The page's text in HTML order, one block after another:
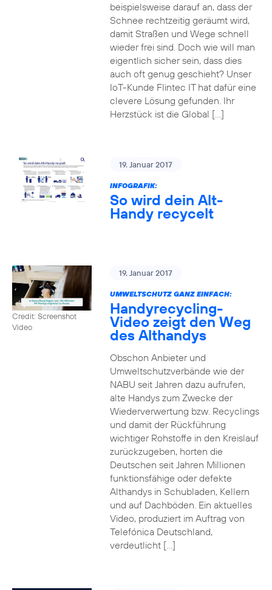
beispielsweise darauf an, dass der
Schnee rechtzeitig geräumt wird,
damit Straßen und Wege schnell
wieder frei sind. Doch wie will man
eigentlich sicher sein, dass dies
auch oft genug geschieht? Unser
IoT-Kunde Flintec IT hat dafür eine
clevere Lösung gefunden. Ihr
Herzstück ist die Global […]
19. Januar 2017
INFOGRAFIK:
So wird dein Alt-
Handy recycelt
Credit: Screenshot
Video
19. Januar 2017
UMWELTSCHUTZ GANZ EINFACH:
Handyrecycling-
Video zeigt den Weg
des Althandys
Obschon Anbieter und
Umweltschutzverbände wie der
NABU seit Jahren dazu aufrufen,
alte Handys zum Zwecke der
Wiederverwertung bzw. Recyclings
und damit der Rückführung
wichtiger Rohstoffe in den Kreislauf
zurückzugeben, horten die
Deutschen seit Jahren Millionen
funktionsfähige oder defekte
Althandys in Schubladen, Kellern
und auf Dachböden. Ein aktuelles
Video, produziert im Auftrag von
Telefónica Deutschland,
verdeutlicht […]